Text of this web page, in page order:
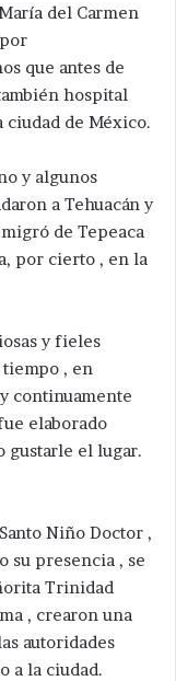
del Carmen
que antes de
hospital
ciudad de México.
y algunos
a Tehuacán y
de Tepeaca
por cierto , en la
y fieles
, en
continuamente
elaborado
gustarle el lugar.
Niño Doctor ,
su presencia , se
Trinidad
, crearon una
autoridades
a la ciudad.